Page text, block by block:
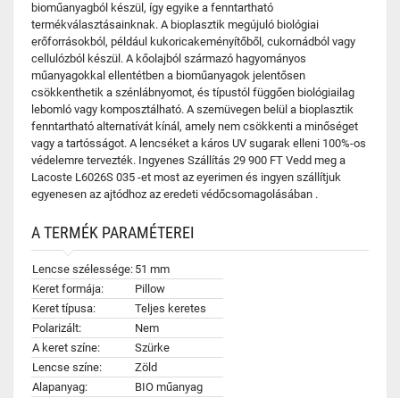
bioműanyagból készül, így egyike a fenntartható
termékválasztásainknak. A bioplasztik megújuló biológiai
erőforrásokból, például kukoricakeményítőből, cukornádból vagy
cellulózból készül. A kőolajból származó hagyományos
műanyagokkal ellentétben a bioműanyagok jelentősen
csökkenthetik a szénlábnyomot, és típustól függően biológiailag
lebomló vagy komposztálható. A szemüvegen belül a bioplasztik
fenntartható alternatívát kínál, amely nem csökkenti a minőséget
vagy a tartósságot. A lencséket a káros UV sugarak elleni 100%-os
védelemre tervezték. Ingyenes Szállítás 29 900 FT Vedd meg a
Lacoste L6026S 035 -et most az eyerimen és ingyen szállítjuk
egyenesen az ajtódhoz az eredeti védőcsomagolásában .
A TERMÉK PARAMÉTEREI
Lencse szélessége: 51 mm
Keret formája:
Pillow
Keret típusa:
Teljes keretes
Polarizált:
Nem
A keret színe:
Szürke
Lencse színe:
Zöld
Alapanyag:
BIO műanyag